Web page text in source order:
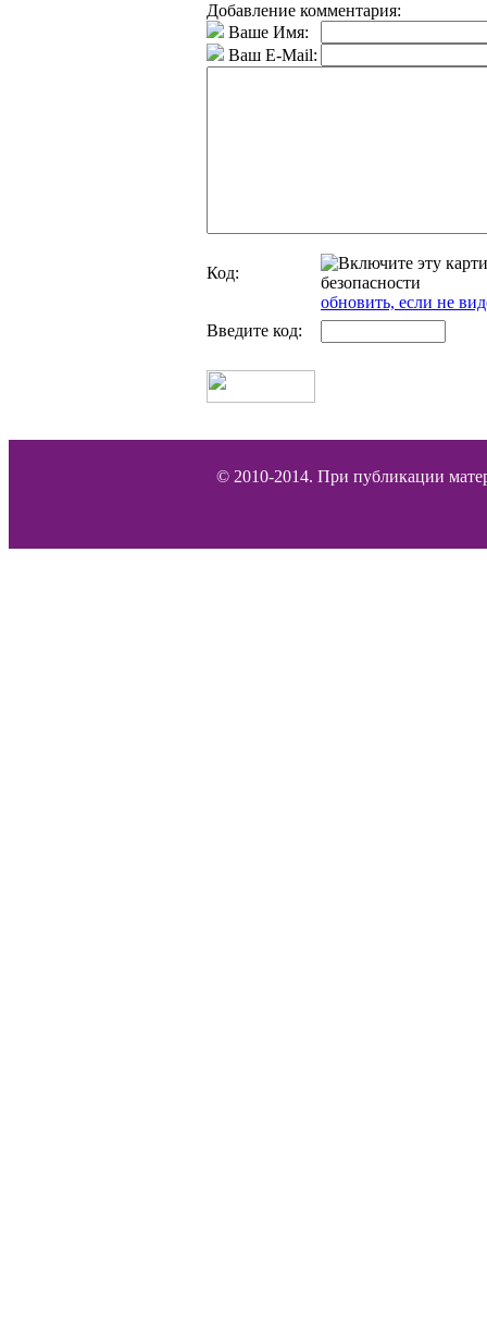
Добавление комментария:
Ваше Имя:
Ваш E-Mail:
Код:
обновить, если не
Введите код:
© 2010-2014. При публикации